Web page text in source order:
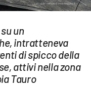
un
intratteneva
di spicco della
attivi nella zona
Tauro